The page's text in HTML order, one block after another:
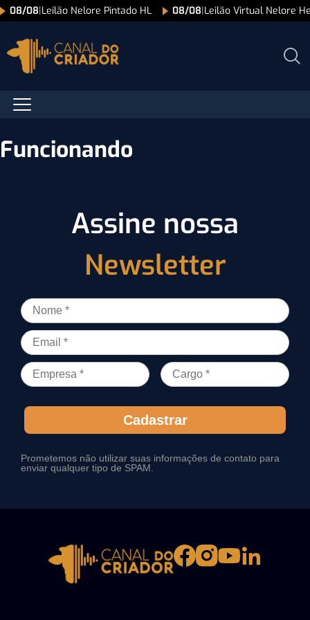
08/08|Leilão Nelore Pintado HL 08/08|Leilão Virtual Nelore
Funcionando
Assine nossa
Newsletter
Cadastrar
Prometemos não utilizar suas informações de contato para
enviar qualquer tipo de SPAM.